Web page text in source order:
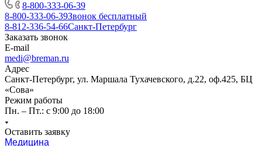
8-800-333-06-39
8-800-333-06-39Звонок бесплатный
8-812-336-54-66Санкт-Петербург
Заказать звонок
E-mail
medi@breman.ru
Адрес
Санкт-Петербург, ул. Маршала Тухачевского, д.22, оф.425, БЦ
«Сова»
Режим работы
Пн. – Пт.: с 9:00 до 18:00
Оставить заявку
Медицина